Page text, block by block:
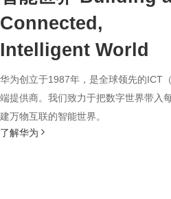
Connected,
Intelligent World
华为创立于1987年，是全球领先的ICT
端提供商。我们致力于把数字世界带入
建万物互联的智能世界。
了解华为